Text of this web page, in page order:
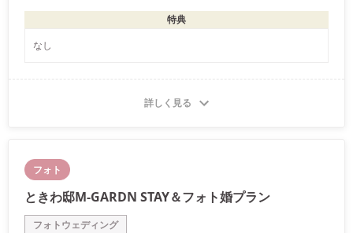
特典
なし
詳しく見る
フォト
ときわ邸M-GARDN STAY＆フォト婚プラン
フォトウェディング